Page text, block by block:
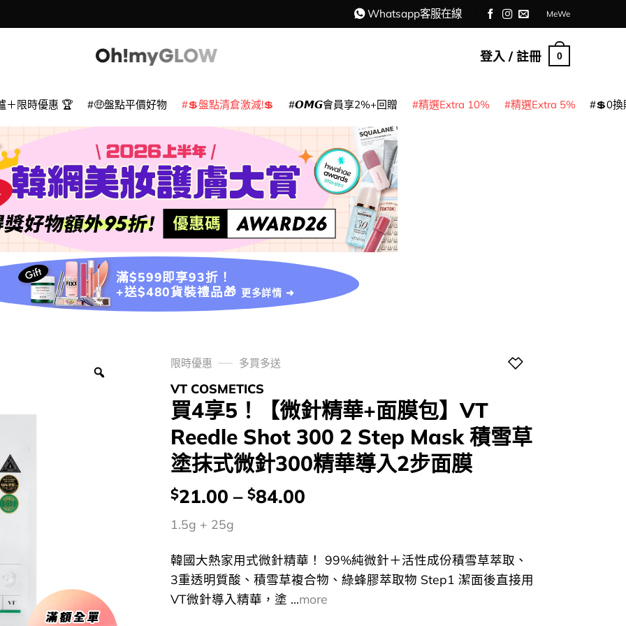
Whatsapp客服在線 MeWe
登入 / 註冊 0
＋限時優惠 🏆 🤑盤點平價好物 💲盤點清倉激減!💲 𝙊𝙈𝙂會員享2%+回贈 精選Extra 10% 精選Extra 5% 💲0換
滿$599即享93折！
+送$480貨裝禮品🎁 更多詳情 ➜
限時優惠 多買多送
VT COSMETICS
買4享5！【微針精華+面膜包】VT
Reedle Shot 300 2 Step Mask 積雪草
塗抹式微針300精華導入2步面膜
價
$21.00 – $84.00
1.5g + 25g
韓國大熱家用式微針精華！ 99%純微針＋活性成份積雪草萃取、
3重透明質酸、積雪草複合物、綠蜂膠萃取物 Step1 潔面後直接用
VT微針導入精華，塗 ...more